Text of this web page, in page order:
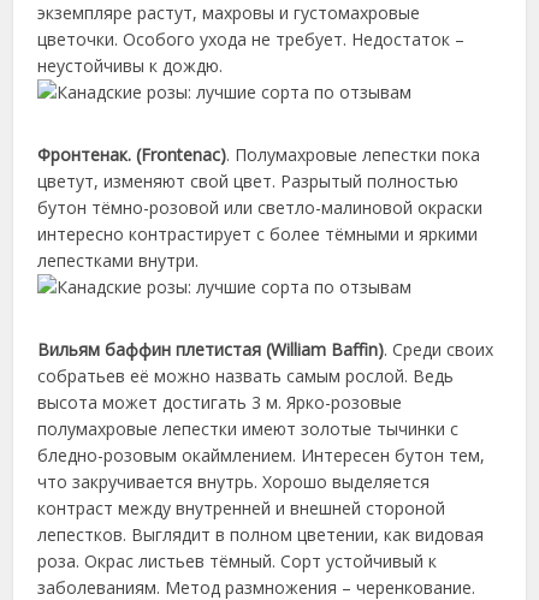
экземпляре растут, махровы и густомахровые
цветочки. Особого ухода не требует. Недостаток –
неустойчивы к дождю.
Фронтенак. (Frontenac). Полумахровые лепестки пока
цветут, изменяют свой цвет. Разрытый полностью
бутон тёмно-розовой или светло-малиновой окраски
интересно контрастирует с более тёмными и яркими
лепестками внутри.
Вильям баффин плетистая (William Baffin). Среди своих
собратьев её можно назвать самым рослой. Ведь
высота может достигать 3 м. Ярко-розовые
полумахровые лепестки имеют золотые тычинки с
бледно-розовым окаймлением. Интересен бутон тем,
что закручивается внутрь. Хорошо выделяется
контраст между внутренней и внешней стороной
лепестков. Выглядит в полном цветении, как видовая
роза. Окрас листьев тёмный. Сорт устойчивый к
заболеваниям. Метод размножения – черенкование.